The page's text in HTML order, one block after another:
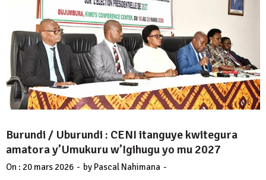
Burundi / Uburundi : CENI itanguye kwitegura
amatora y’Umukuru w’Igihugu yo mu 2027
On : 20 mars 2026 - by Pascal Nahimana -